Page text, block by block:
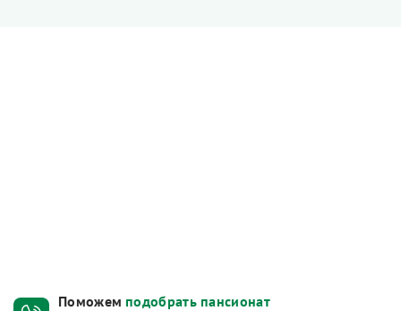
Поможем подобрать пансионат